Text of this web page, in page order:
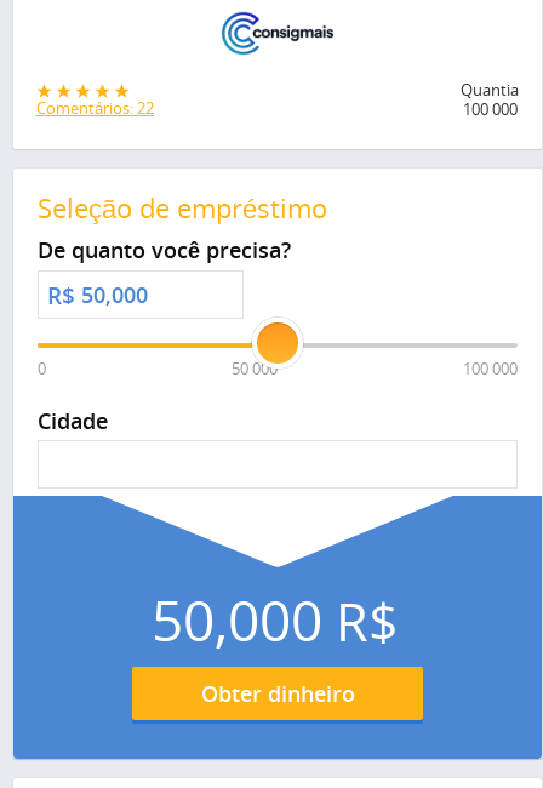
Comentários: 22
Quantia
100 000
Seleção de empréstimo
De quanto você precisa?
R$
0 50 000 100 000
Cidade
50,000 R$
Obter dinheiro